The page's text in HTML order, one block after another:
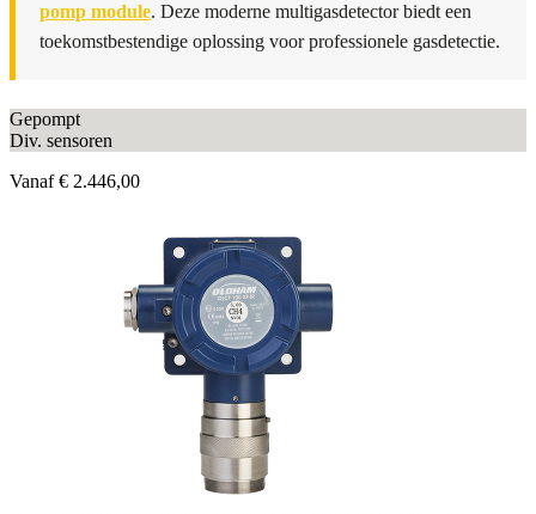
pomp module. Deze moderne multigasdetector biedt een
toekomstbestendige oplossing voor professionele gasdetectie.
Gepompt
Div. sensoren
Vanaf € 2.446,00